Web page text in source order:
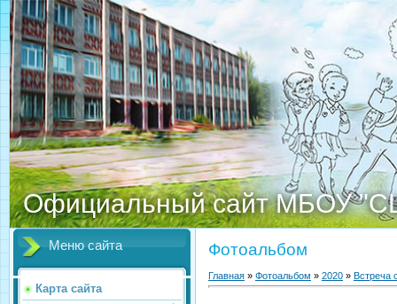
Официальный сайт МБОУ
Меню сайта
Карта сайта
Фотоальбом
Главная » Фотоальбом » 2020 » Встреча